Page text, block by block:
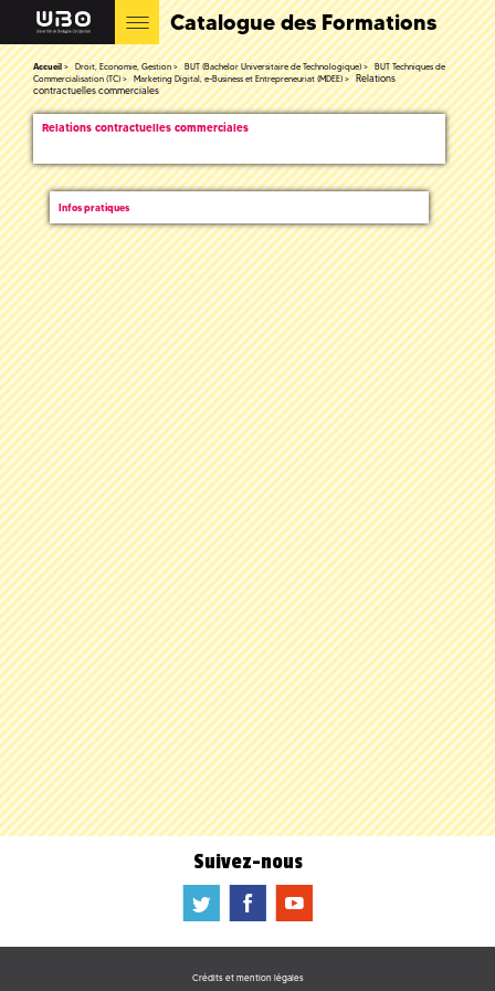
Catalogue des Formations
Accueil Droit, Economie, Gestion BUT (Bachelor Universitaire de Technologique)
BUT Techniques de
Commercialisation (TC)
Marketing Digital, e-Business et Entrepreneuriat (MDEE)
Relations
contractuelles commerciales
Relations contractuelles commerciales
Infos pratiques
Suivez-nous
a b f
Crédits et mention légales